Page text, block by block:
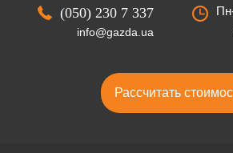
(050) 230 7 337
info@gazda.ua
Рассчитать